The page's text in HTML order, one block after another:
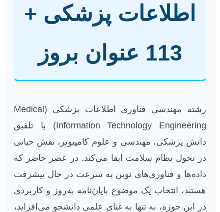
اطلاعات پزشکی +
113 عنوان بروز
رشته مهندسی فناوری اطلاعات پزشکی (Medical
Information Technology Engineering) با تلفیق
دانش پزشکی، مهندسی و علوم کامپیوتر، نقش حیاتی
در تحول نظام سلامت ایفا می‌کند. در عصر حاضر که
داده‌ها و فناوری‌های نوین به سرعت در حال پیشرفت
هستند، انتخاب یک موضوع پایان‌نامه به‌روز و کاربردی
در این حوزه، نه تنها به غنای علمی دانشجو می‌افزاید،